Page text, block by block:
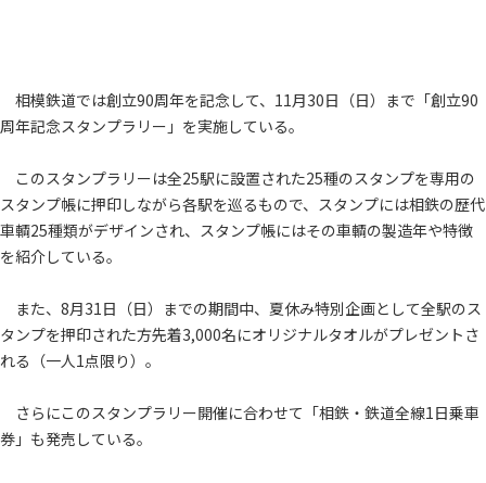
相模鉄道では創立90周年を記念して、11月30日（日）まで「創立90
周年記念スタンプラリー」を実施している。
このスタンプラリーは全25駅に設置された25種のスタンプを専用の
スタンプ帳に押印しながら各駅を巡るもので、スタンプには相鉄の歴代
車輌25種類がデザインされ、スタンプ帳にはその車輌の製造年や特徴
を紹介している。
また、8月31日（日）までの期間中、夏休み特別企画として全駅のス
タンプを押印された方先着3,000名にオリジナルタオルがプレゼントさ
れる（一人1点限り）。
さらにこのスタンプラリー開催に合わせて「相鉄・鉄道全線1日乗車
券」も発売している。